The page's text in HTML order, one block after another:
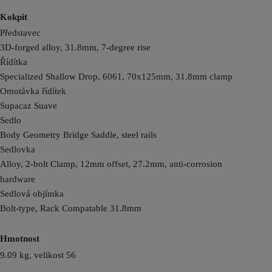
Kokpit
Představec
3D-forged alloy, 31.8mm, 7-degree rise
Řídítka
Specialized Shallow Drop, 6061, 70x125mm, 31.8mm clamp
Omotávka řídítek
Supacaz Suave
Sedlo
Body Geometry Bridge Saddle, steel rails
Sedlovka
Alloy, 2-bolt Clamp, 12mm offset, 27.2mm, anti-corrosion
hardware
Sedlová objímka
Bolt-type, Rack Compatable 31.8mm
Hmotnost
9.09 kg, velikost 56